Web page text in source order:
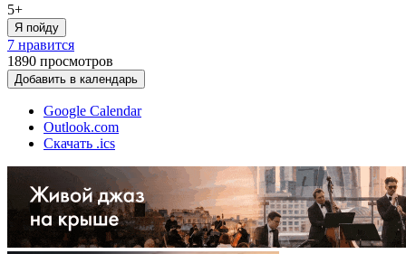
5+
Я пойду
7 нравится
1890 просмотров
Добавить в календарь
Google Calendar
Outlook.com
Скачать .ics